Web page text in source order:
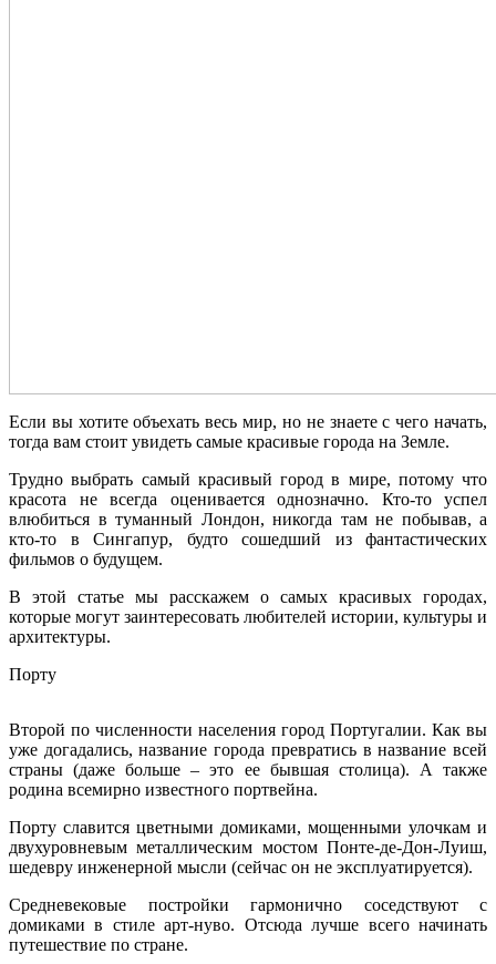
Если вы хотите объехать весь мир, но не знаете с чего начать,
тогда вам стоит увидеть самые красивые города на Земле.
Трудно выбрать самый красивый город в мире, потому что
красота не всегда оценивается однозначно. Кто-то успел
влюбиться в туманный Лондон, никогда там не побывав, а
кто-то в Сингапур, будто сошедший из фантастических
фильмов о будущем.
В этой статье мы расскажем о самых красивых городах,
которые могут заинтересовать любителей истории, культуры и
архитектуры.
Порту
Второй по численности населения город Португалии. Как вы
уже догадались, название города превратись в название всей
страны (даже больше – это ее бывшая столица). А также
родина всемирно известного портвейна.
Порту славится цветными домиками, мощенными улочкам и
двухуровневым металлическим мостом Понте-де-Дон-Луиш,
шедевру инженерной мысли (сейчас он не эксплуатируется).
Средневековые постройки гармонично соседствуют с
домиками в стиле арт-нуво. Отсюда лучше всего начинать
путешествие по стране.